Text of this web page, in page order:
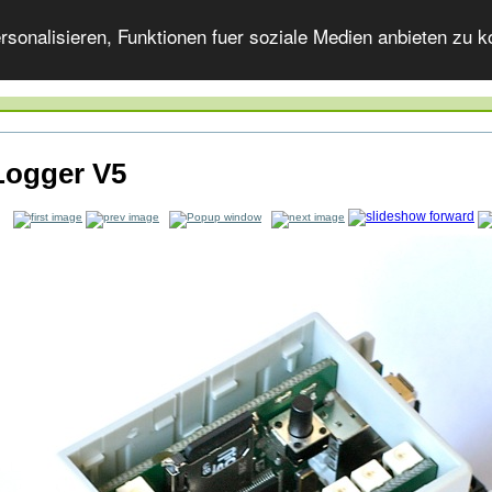
Funktionen fuer soziale Medien anbieten zu
V5